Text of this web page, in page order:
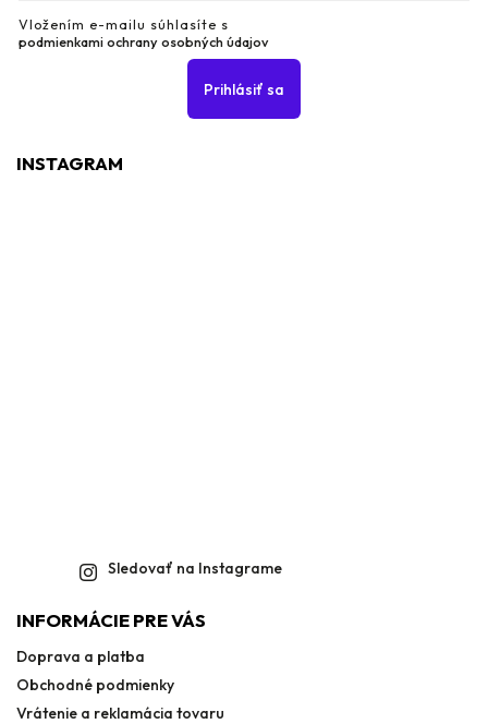
Vložením e-mailu súhlasíte s
podmienkami ochrany osobných údajov
Prihlásiť sa
INSTAGRAM
Sledovať na Instagrame
INFORMÁCIE PRE VÁS
Doprava a platba
Obchodné podmienky
Vrátenie a reklamácia tovaru